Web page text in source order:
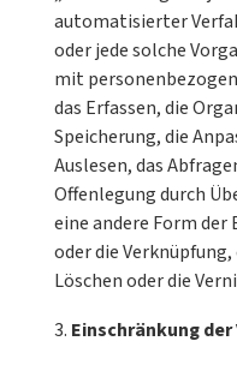
automatisierter
oder jede solche
mit
das Erfassen, die
Speicherung, die
Auslesen, das
Offenlegung durch
eine andere Form
oder die
Löschen oder die
Einschränkung